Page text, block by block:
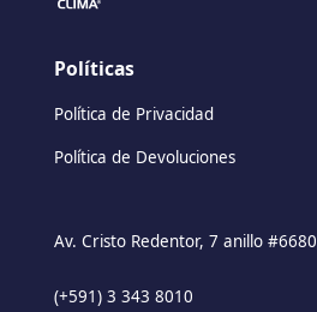
Políticas
Política de Privacidad
Política de Devoluciones
Av. Cristo Redentor, 7 anillo
(+591) 3 343 8010